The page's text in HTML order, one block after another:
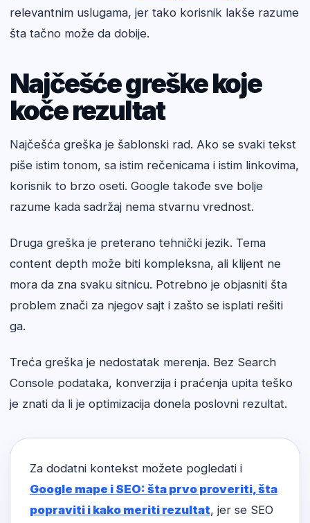
relevantnim uslugama, jer tako korisnik lakše razume
šta tačno može da dobije.
Najčešće greške koje
koče rezultat
Najčešća greška je šablonski rad. Ako se svaki tekst
piše istim tonom, sa istim rečenicama i istim linkovima,
korisnik to brzo oseti. Google takođe sve bolje
razume kada sadržaj nema stvarnu vrednost.
Druga greška je preterano tehnički jezik. Tema
content depth može biti kompleksna, ali klijent ne
mora da zna svaku sitnicu. Potrebno je objasniti šta
problem znači za njegov sajt i zašto se isplati rešiti
ga.
Treća greška je nedostatak merenja. Bez Search
Console podataka, konverzija i praćenja upita teško
je znati da li je optimizacija donela poslovni rezultat.
Za dodatni kontekst možete pogledati i
Google mape i SEO: šta prvo proveriti, šta
popraviti i kako meriti rezultat, jer se SEO